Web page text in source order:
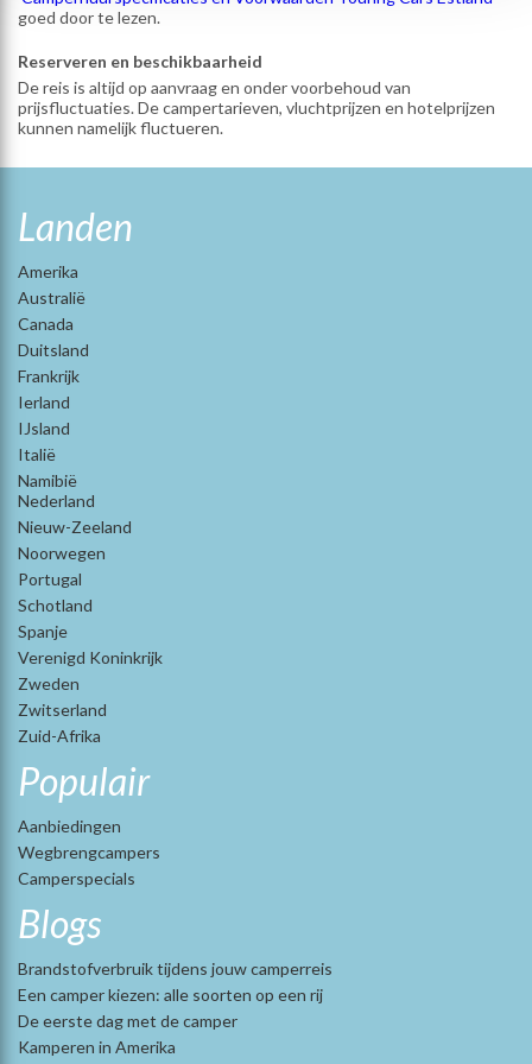
goed door te lezen.
Reserveren en beschikbaarheid
De reis is altijd op aanvraag en onder voorbehoud van
prijsfluctuaties. De campertarieven, vluchtprijzen en hotelprijzen
kunnen namelijk fluctueren.
Landen
Amerika
Australië
Canada
Duitsland
Frankrijk
Ierland
IJsland
Italië
Namibië
Nederland
Nieuw-Zeeland
Noorwegen
Portugal
Schotland
Spanje
Verenigd Koninkrijk
Zweden
Zwitserland
Zuid-Afrika
Populair
Aanbiedingen
Wegbrengcampers
Camperspecials
Blogs
Brandstofverbruik tijdens jouw camperreis
Een camper kiezen: alle soorten op een rij
De eerste dag met de camper
Kamperen in Amerika